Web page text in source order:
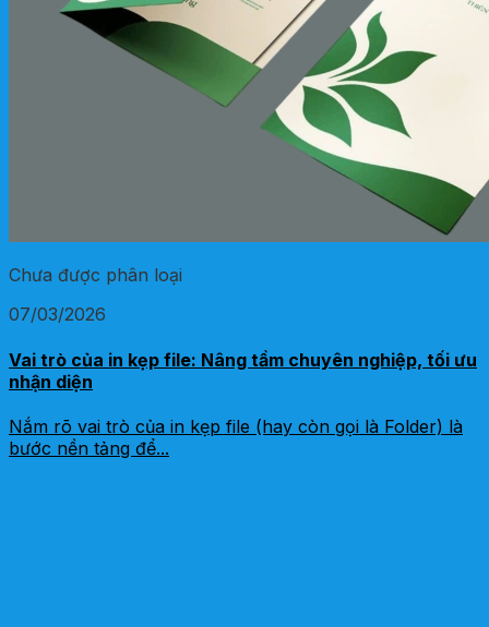
Chưa được phân loại
07/03/2026
Vai trò của in kẹp file: Nâng tầm chuyên nghiệp, tối ưu
nhận diện
Nắm rõ vai trò của in kẹp file (hay còn gọi là Folder) là
bước nền tảng để...